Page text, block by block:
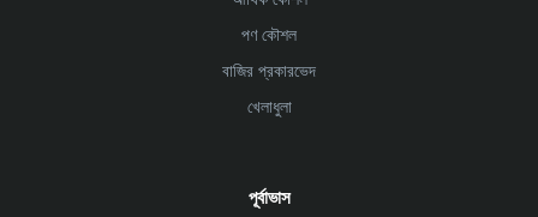
পণ কৌশল
বাজির প্রকারভেদ
খেলাধুলা
পূর্বাভাস